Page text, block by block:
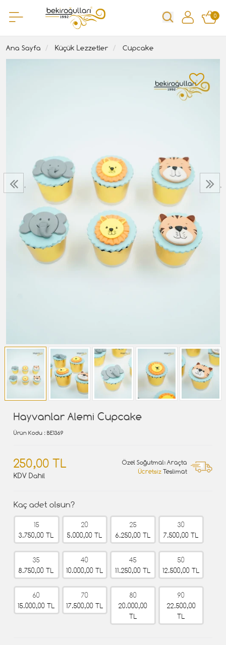
0
Ana Sayfa Küçük Lezzetler Cupcake
‹ ›
Hayvanlar Alemi Cupcake
Ürün Kodu : BE1369
250,00 TL
KDV Dahil
Özel Soğutmalı Araçta
Ücretsiz Teslimat
Kaç adet olsun?
15
3.750,00 TL
20
5.000,00 TL
25
6.250,00 TL
30
7.500,00 TL
35
8.750,00 TL
40
10.000,00 TL
45
11.250,00 TL
50
12.500,00 TL
60
15.000,00 TL
70
17.500,00 TL
80
20.000,00
TL
90
22.500,00
TL